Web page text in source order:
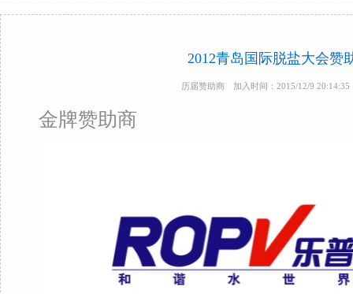
2012青岛国际脱盐大会赞
历届赞助商 加入时间：2015/12/9
金牌赞助商